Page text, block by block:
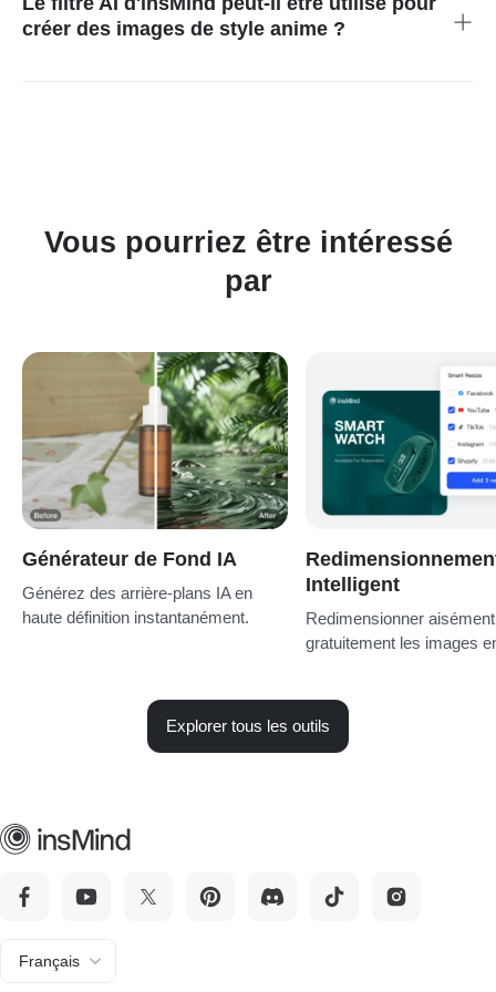
premium, vous pouvez explorer nos options d'abonnement,
qui offrent des fonctionnalités avancées supplémentaires.
créer des images de style anime ?
Vous pourriez être intéressé
par
Générateur de Fond IA
Générez des arrière-plans IA en
haute définition instantanément.
Intelligent
Redimensionner
gratuitement les images
Explorer tous les outils
Français